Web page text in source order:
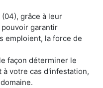
grâce à leur
garantir
emploient, la force de
façon déterminer le
votre cas d'infestation,